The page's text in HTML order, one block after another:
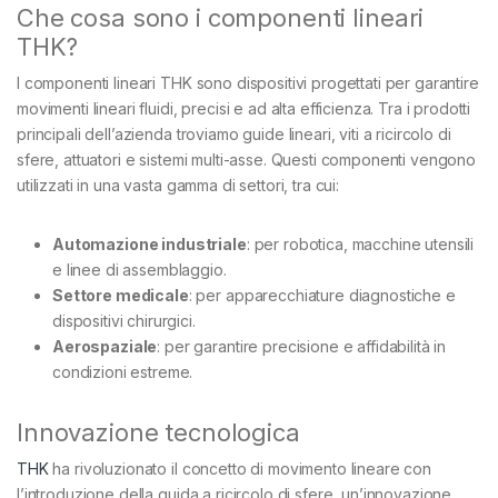
Che cosa sono i componenti lineari
THK?
I componenti lineari THK sono dispositivi progettati per garantire
movimenti lineari fluidi, precisi e ad alta efficienza. Tra i prodotti
principali dell’azienda troviamo guide lineari, viti a ricircolo di
sfere, attuatori e sistemi multi-asse. Questi componenti vengono
utilizzati in una vasta gamma di settori, tra cui:
Automazione industriale: per robotica, macchine utensili
e linee di assemblaggio.
Settore medicale: per apparecchiature diagnostiche e
dispositivi chirurgici.
Aerospaziale: per garantire precisione e affidabilità in
condizioni estreme.
Innovazione tecnologica
THKha rivoluzionato il concetto di movimento lineare con